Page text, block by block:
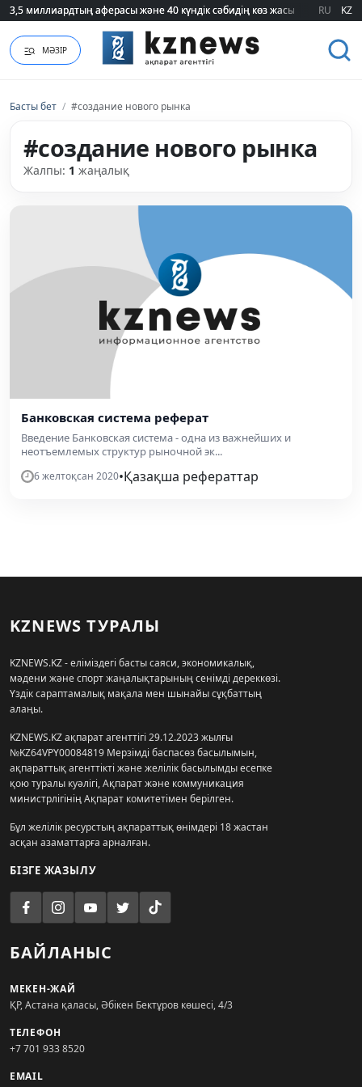
3,5 миллиардтың аферасы және 40 күндік сәбидің көз жасы:
3,5 миллиардтың аферасы және 40 күндік сәбидің көз жасы: RU KZ
МӘЗІР
Басты бет / #создание нового рынка
#создание нового рынка
Жалпы: 1 жаңалық
Банковская система реферат
Введение Банковская система - одна из важнейших и
неотъемлемых структур рыночной эк...
6 желтоқсан 2020•Қазақша рефераттар
KZNEWS ТУРАЛЫ
KZNEWS.KZ - еліміздегі басты саяси, экономикалық,
мәдени және спорт жаңалықтарының сенімді дереккөзі.
Үздік сараптамалық мақала мен шынайы сұқбаттың
алаңы.
KZNEWS.KZ ақпарат агенттігі 29.12.2023 жылғы
№KZ64VPY00084819 Мерзімді баспасөз басылымын,
ақпараттық агенттікті және желілік басылымды есепке
қою туралы куәлігі, Ақпарат және коммуникация
министрлігінің Ақпарат комитетімен берілген.
Бұл желілік ресурстың ақпараттық өнімдері 18 жастан
асқан азаматтарға арналған.
БІЗГЕ ЖАЗЫЛУ
БАЙЛАНЫС
МЕКЕН-ЖАЙ
ҚР, Астана қаласы, Әбікен Бектұров көшесі, 4/3
ТЕЛЕФОН
+7 701 933 8520
EMAIL